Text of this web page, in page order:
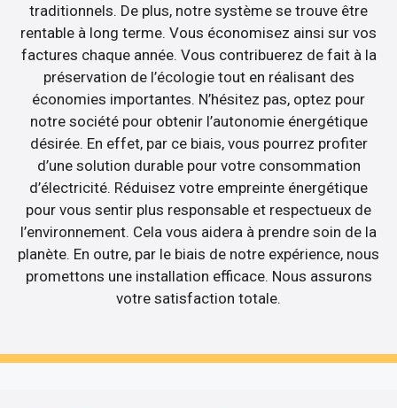
traditionnels. De plus, notre système se trouve être
rentable à long terme. Vous économisez ainsi sur vos
factures chaque année. Vous contribuerez de fait à la
préservation de l’écologie tout en réalisant des
économies importantes. N’hésitez pas, optez pour
notre société pour obtenir l’autonomie énergétique
désirée. En effet, par ce biais, vous pourrez profiter
d’une solution durable pour votre consommation
d’électricité. Réduisez votre empreinte énergétique
pour vous sentir plus responsable et respectueux de
l’environnement. Cela vous aidera à prendre soin de la
planète. En outre, par le biais de notre expérience, nous
promettons une installation efficace. Nous assurons
votre satisfaction totale.